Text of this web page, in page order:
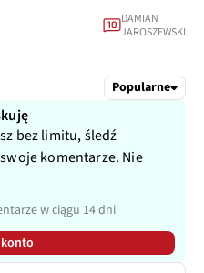
10 DAMIAN
JAROSZEWSKI
Popularne
bez limitu, śledź
komentarze. Nie
w ciągu 14 dni
konto